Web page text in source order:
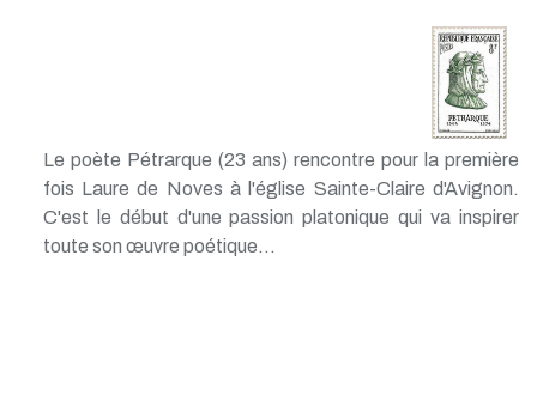
Le poète Pétrarque (23 ans) rencontre pour la première
fois Laure de Noves à l'église Sainte-Claire d'Avignon.
C'est le début d'une passion platonique qui va inspirer
toute son œuvre poétique...